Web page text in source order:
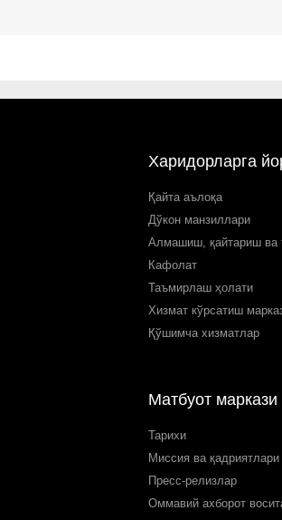
Харидорларга
Қайта аълоқа
Дўкон манзиллари
Алмашиш, қайтариш ва
Кафолат
Таъмирлаш ҳолати
Хизмат кўрсатиш
Қўшимча хизматлар
Матбуот маркази
Тарихи
Миссия ва қадриятлари
Пресс-релизлар
Оммавий ахборот